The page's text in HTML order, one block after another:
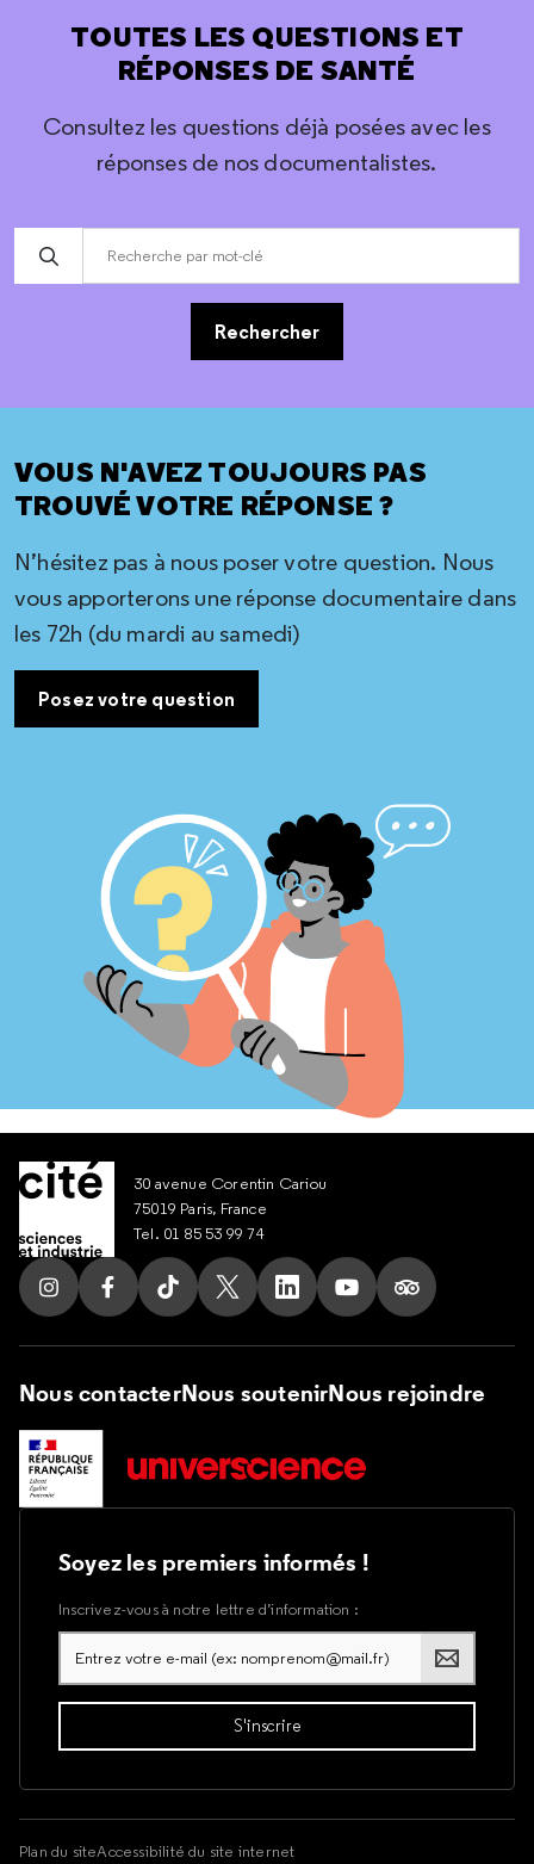
TOUTES LES QUESTIONS ET
RÉPONSES DE SANTÉ
Consultez les questions déjà posées avec les
réponses de nos documentalistes.
Rechercher
VOUS N'AVEZ TOUJOURS PAS
TROUVÉ VOTRE RÉPONSE ?
N’hésitez pas à nous poser votre question. Nous
vous apporterons une réponse documentaire dans
les 72h (du mardi au samedi)
Posez votre question
30 avenue Corentin Cariou
75019 Paris, France
Tel. 01 85 53 99 74
Suivez nous sur Instagram
Suivez nous sur Facebook
Suivez nous sur Tik Tok
Suivez nous sur X
Suivez nous sur LinkedIn
Suivez nous sur
Suivez nous
Nous contacterNous soutenirNous rejoindre
Soyez les premiers informés !
Inscrivez-vous à notre lettre d’information :
Plan du siteAccessibilité du site internet